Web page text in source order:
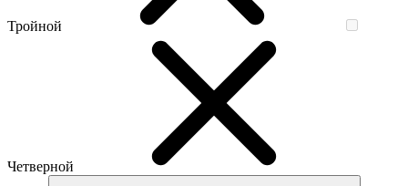
Тройной
Четверной